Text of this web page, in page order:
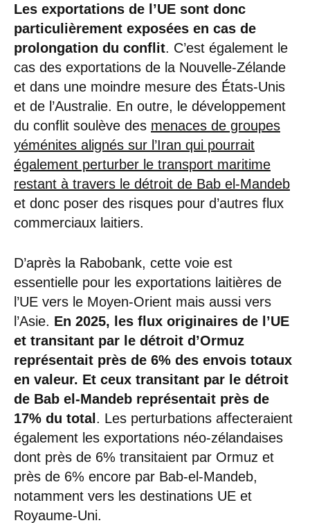
Les exportations de l’UE sont donc
particulièrement exposées en cas de
prolongation du conflit. C’est également le
cas des exportations de la Nouvelle-Zélande
et dans une moindre mesure des États-Unis
et de l’Australie. En outre, le développement
du conflit soulève des menaces de groupes
yéménites alignés sur l’Iran qui pourrait
également perturber le transport maritime
restant à travers le détroit de Bab el-Mandeb
et donc poser des risques pour d’autres flux
commerciaux laitiers.
D’après la Rabobank, cette voie est
essentielle pour les exportations laitières de
l’UE vers le Moyen-Orient mais aussi vers
l’Asie. En 2025, les flux originaires de l’UE
et transitant par le détroit d’Ormuz
représentait près de 6% des envois totaux
en valeur. Et ceux transitant par le détroit
de Bab el-Mandeb représentait près de
17% du total . Les perturbations affecteraient
également les exportations néo-zélandaises
dont près de 6% transitaient par Ormuz et
près de 6% encore par Bab-el-Mandeb,
notamment vers les destinations UE et
Royaume-Uni.